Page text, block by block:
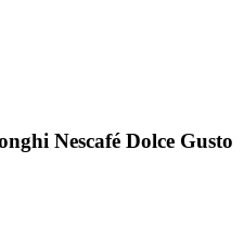
Nescafé Dolce Gusto